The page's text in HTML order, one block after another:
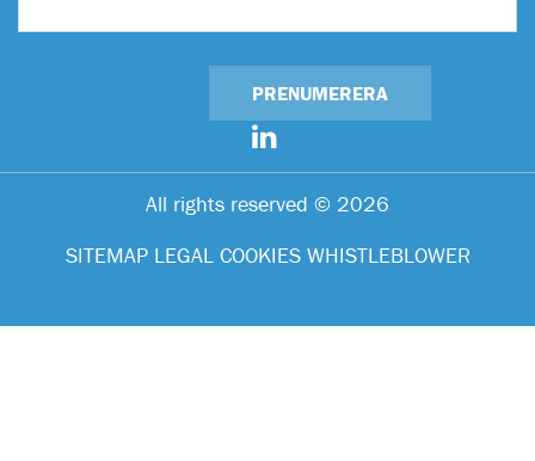
All rights reserved © 2026
SITEMAP LEGAL COOKIES WHISTLEBLOWER